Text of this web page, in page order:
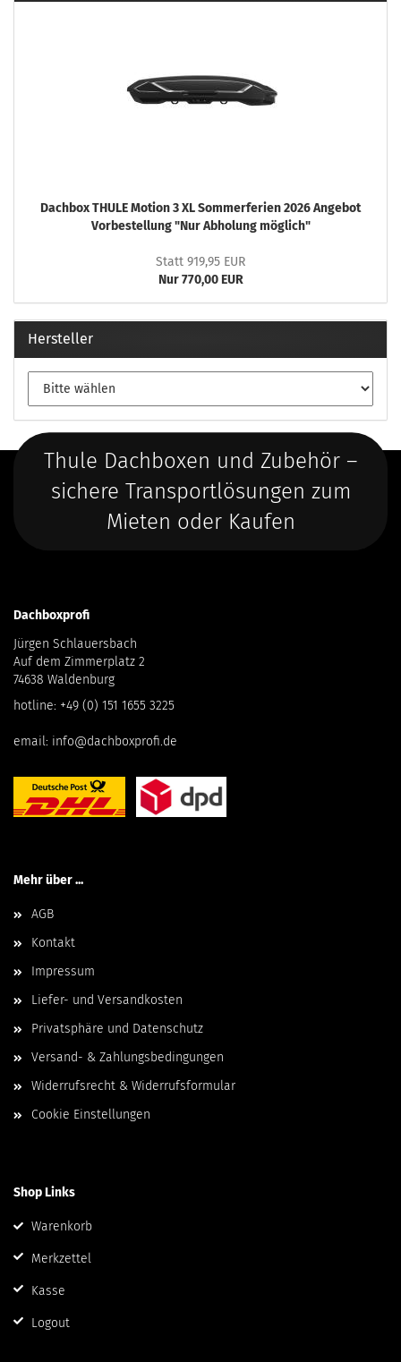
Dachbox THULE Motion 3 XL Sommerferien 2026 Angebot
Vorbestellung "Nur Abholung möglich"
Statt 919,95 EUR
Nur 770,00 EUR
Hersteller
Thule Dachboxen und Zubehör –
sichere Transportlösungen zum
Mieten oder Kaufen
Dachboxprofi
Jürgen Schlauersbach
Auf dem Zimmerplatz 2
74638 Waldenburg
hotline: +49 (0) 151 1655 3225
email: info@dachboxprofi.de
Mehr über ...
AGB
Kontakt
Impressum
Liefer- und Versandkosten
Privatsphäre und Datenschutz
Versand- & Zahlungsbedingungen
Widerrufsrecht & Widerrufsformular
Cookie Einstellungen
Shop Links
Warenkorb
Merkzettel
Kasse
Logout